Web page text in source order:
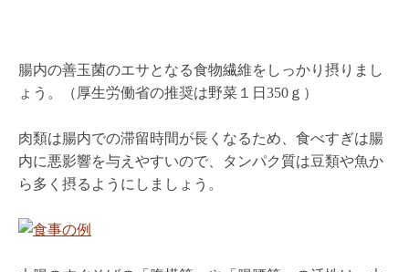
ら多く摂るようにしましょう。
大腸のすぐそばの「腹横筋」や「腸腰筋」の活性は、大
腸の動きを整える効果もあると考えられます。
腹腔内のインナーマッスル「腹横筋」は、正しい呼吸法